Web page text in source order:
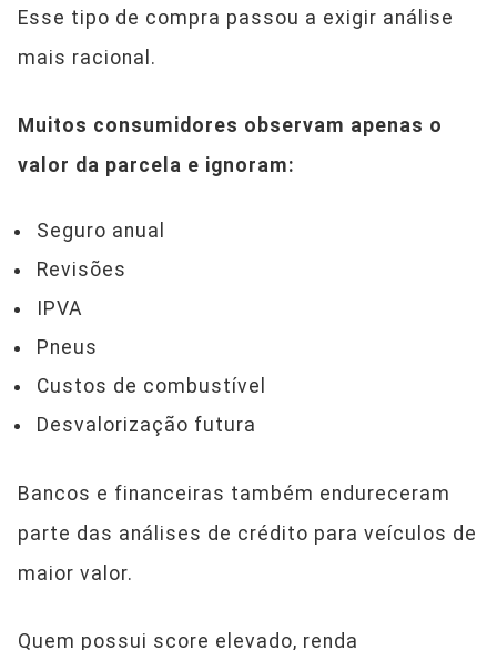
Esse tipo de compra passou a exigir análise
mais racional.
Muitos consumidores observam apenas o
valor da parcela e ignoram:
Seguro anual
Revisões
IPVA
Pneus
Custos de combustível
Desvalorização futura
Bancos e financeiras também endureceram
parte das análises de crédito para veículos de
maior valor.
Quem possui score elevado, renda